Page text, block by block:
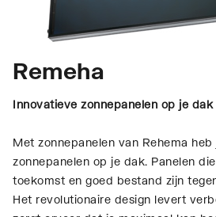
Remeha
Innovatieve zonnepanelen op je dak
Met zonnepanelen van Rehema
zonnepanelen op je dak. Panelen
toekomst en goed bestand zijn
Het revolutionaire design levert